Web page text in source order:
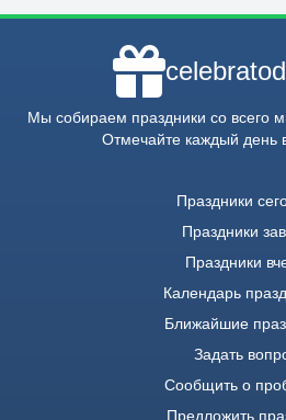
Мы собираем праздники со всего
Отмечайте каждый день
Праздники
Праздники
Праздники
Календарь
Ближайшие
Задать
Сообщить о
Предложить